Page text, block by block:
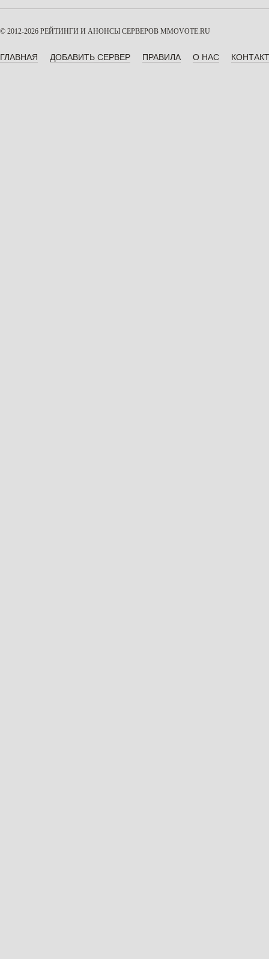
© 2012-2026 РЕЙТИНГИ И АНОНСЫ СЕРВЕРОВ MMOVOTE.RU
ГЛАВНАЯ ДОБАВИТЬ СЕРВЕР ПРАВИЛА О НАС